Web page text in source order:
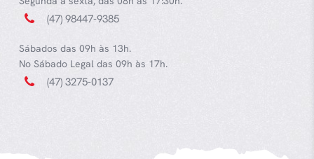
(47) 98447-9385
Sábados das 09h às 13h.
No Sábado Legal das 09h às 17h.
(47) 3275-0137